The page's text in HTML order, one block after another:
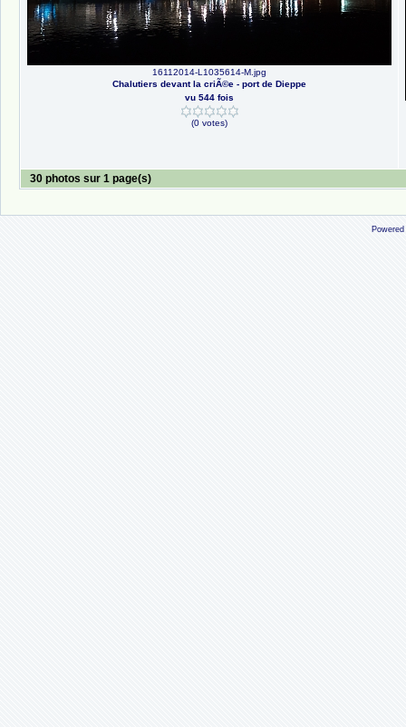
16112014-L1035614-M.jpg
Chalutiers devant la criÃ©e - port de Dieppe
vu 544 fois
(0 votes)
30 photos sur 1 page(s)